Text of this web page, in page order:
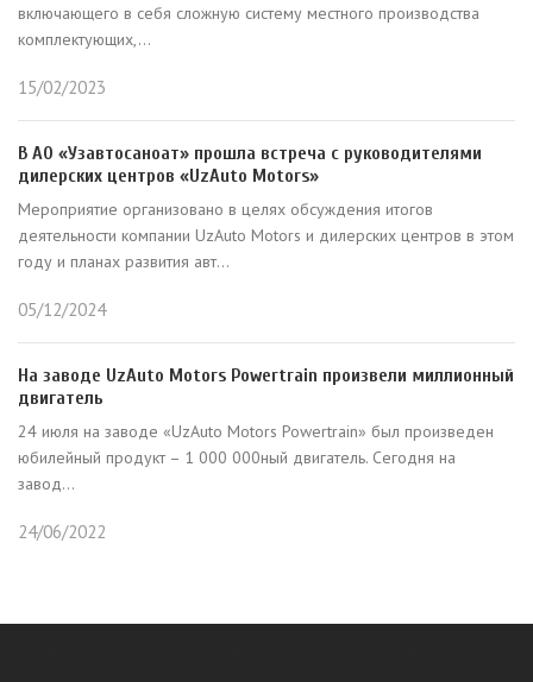
включающего в себя сложную систему местного производства
комплектующих,...
15/02/2023
В AО «Узавтосаноат» прошла встреча с руководителями
дилерских центров «UzAuto Motors»
Мероприятие организовано в целях обсуждения итогов
деятельности компании UzAuto Motors и дилерских центров в этом
году и планах развития авт...
05/12/2024
На заводе UzAuto Motors Powertrain произвели миллионный
двигатель
24 июля на заводе «UzAuto Motors Powertrain» был произведен
юбилейный продукт – 1 000 000ный двигатель. Сегодня на
завод...
24/06/2022